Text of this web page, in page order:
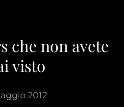
che non avete
visto
2012